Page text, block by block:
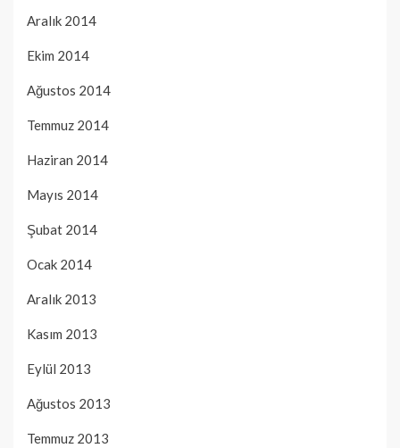
Aralık 2014
Ekim 2014
Ağustos 2014
Temmuz 2014
Haziran 2014
Mayıs 2014
Şubat 2014
Ocak 2014
Aralık 2013
Kasım 2013
Eylül 2013
Ağustos 2013
Temmuz 2013